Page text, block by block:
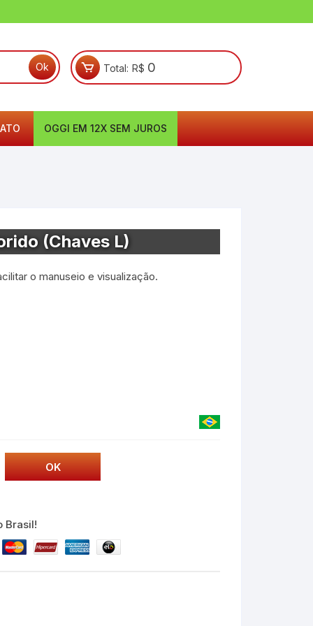
Total: R$ 0
OGGI EM 12X SEM JUROS
(Chaves L)
o manuseio e visualização.
Brasil!